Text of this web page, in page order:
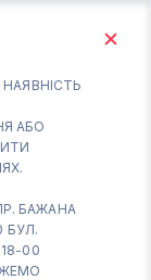
АБО
БАЖАНА
БУЛ.
00